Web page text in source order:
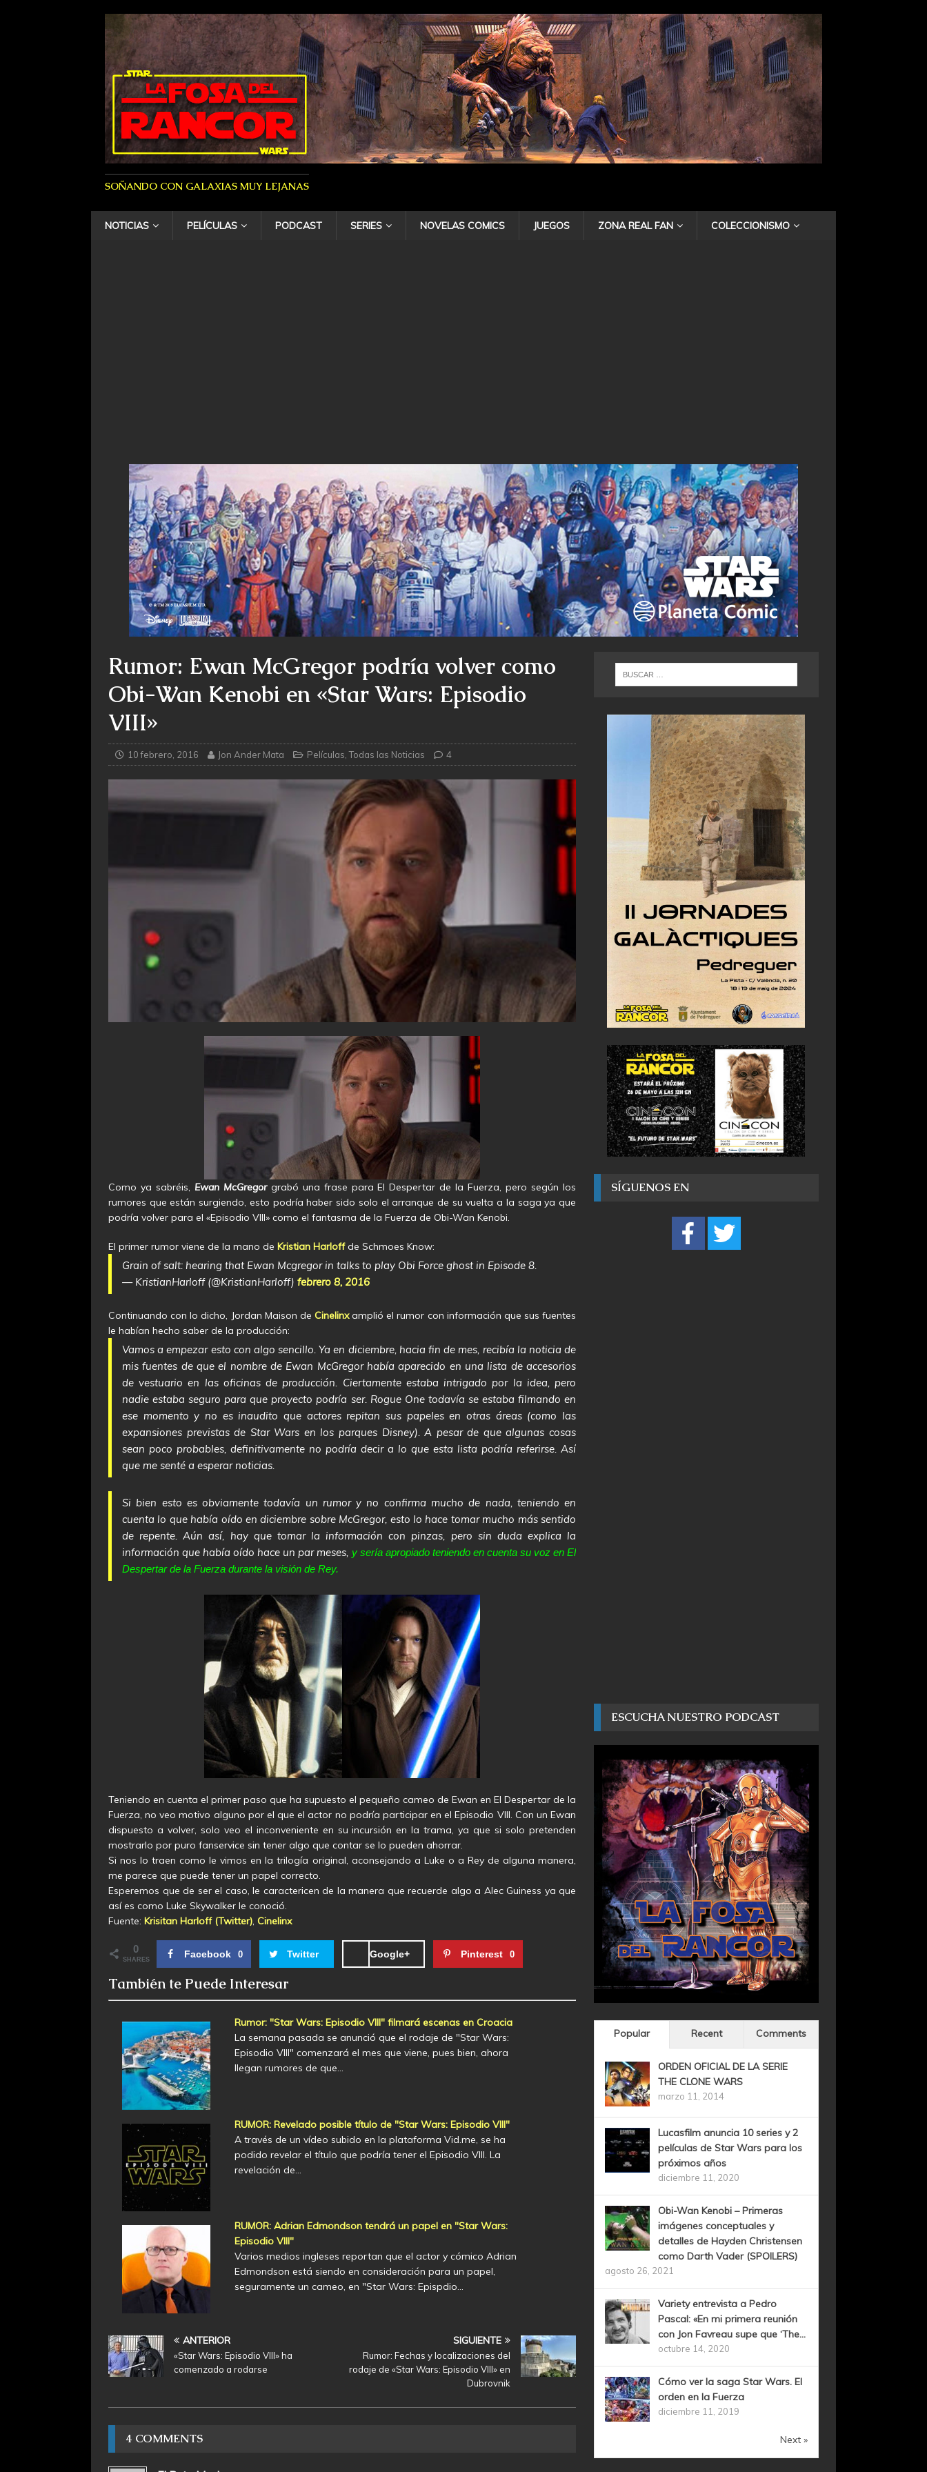
SOÑANDO CON GALAXIAS MUY LEJANAS
NOTICIAS PELÍCULAS PODCAST SERIES NOVELAS COMICS JUEGOS ZONA REAL FAN COLECCIONISMO
Rumor: Ewan McGregor podría volver como
Obi-Wan Kenobi en «Star Wars: Episodio
VIII»
10 febrero, 2016 Jon Ander Mata Películas ,Todas las Noticias 4
Como ya sabréis, Ewan McGregorgrabó una frase para El Despertar de la Fuerza, pero según los
rumores que están surgiendo, esto podría haber sido solo el arranque de su vuelta a la saga ya que
podría volver para el «Episodio VIII» como el fantasma de la Fuerza de Obi-Wan Kenobi.
El primer rumor viene de la mano de Kristian Harloffde Schmoes Know:
Grain of salt: hearing that Ewan Mcgregor in talks to play Obi Force ghost in Episode 8.
— KristianHarloff (@KristianHarloff) febrero 8, 2016
Continuando con lo dicho, Jordan Maison de Cinelinxamplió el rumor con información que sus fuentes
le habían hecho saber de la producción:
Vamos a empezar esto con algo sencillo. Ya en diciembre, hacia fin de mes, recibía la noticia de
mis fuentes de que el nombre de Ewan McGregor había aparecido en una lista de accesorios
de vestuario en las oficinas de producción. Ciertamente estaba intrigado por la idea, pero
nadie estaba seguro para que proyecto podría ser. Rogue One todavía se estaba filmando en
ese momento y no es inaudito que actores repitan sus papeles en otras áreas (como las
expansiones previstas de Star Wars en los parques Disney). A pesar de que algunas cosas
sean poco probables, definitivamente no podría decir a lo que esta lista podría referirse. Así
que me senté a esperar noticias.
Si bien esto es obviamente todavía un rumor y no confirma mucho de nada, teniendo en
cuenta lo que había oído en diciembre sobre McGregor, esto lo hace tomar mucho más sentido
de repente. Aún así, hay que tomar la información con pinzas, pero sin duda explica la
información que había oído hace un par meses, y sería apropiado teniendo en cuenta su voz en El
Despertar de la Fuerza durante la visión de Rey.
Teniendo en cuenta el primer paso que ha supuesto el pequeño cameo de Ewan en El Despertar de la
Fuerza, no veo motivo alguno por el que el actor no podría participar en el Episodio VIII. Con un Ewan
dispuesto a volver, solo veo el inconveniente en su incursión en la trama, ya que si solo pretenden
mostrarlo por puro fanservice sin tener algo que contar se lo pueden ahorrar.
Si nos lo traen como le vimos en la trilogía original, aconsejando a Luke o a Rey de alguna manera,
me parece que puede tener un papel correcto.
Esperemos que de ser el caso, le caractericen de la manera que recuerde algo a Alec Guiness ya que
así es como Luke Skywalker le conoció.
Fuente: Krisitan Harloff (Twitter), Cinelinx
0
SHARES Facebook 0 Twitter Google+ Pinterest 0
También te Puede Interesar
Rumor: "Star Wars: Episodio VIII" filmará escenas en Croacia
La semana pasada se anunció que el rodaje de "Star Wars:
Episodio VIII" comenzará el mes que viene, pues bien, ahora
llegan rumores de que…
RUMOR: Revelado posible título de "Star Wars: Episodio VIII"
A través de un vídeo subido en la plataforma Vid.me, se ha
podido revelar el título que podría tener el Episodio VIII. La
revelación de…
RUMOR: Adrian Edmondson tendrá un papel en "Star Wars:
Episodio VIII"
Varios medios ingleses reportan que el actor y cómico Adrian
Edmondson está siendo en consideración para un papel,
seguramente un cameo, en "Star Wars: Epispdio…
ANTERIOR
«Star Wars: Episodio VIII» ha
comenzado a rodarse
SIGUIENTE
Rumor: Fechas y localizaciones del
rodaje de «Star Wars: Episodio VIII» en
Dubrovnik
4 COMMENTS
SÍGUENOS EN
ESCUCHA NUESTRO PODCAST
Popular Recent Comments
ORDEN OFICIAL DE LA SERIE
THE CLONE WARS
marzo 11, 2014
Lucasfilm anuncia 10 series y 2
películas de Star Wars para los
próximos años
diciembre 11, 2020
Obi-Wan Kenobi – Primeras
imágenes conceptuales y
detalles de Hayden Christensen
como Darth Vader (SPOILERS)
agosto 26, 2021
Variety entrevista a Pedro
Pascal: «En mi primera reunión
con Jon Favreau supe que ‘The...
octubre 14, 2020
Cómo ver la saga Star Wars. El
orden en la Fuerza
diciembre 11, 2019
Next »